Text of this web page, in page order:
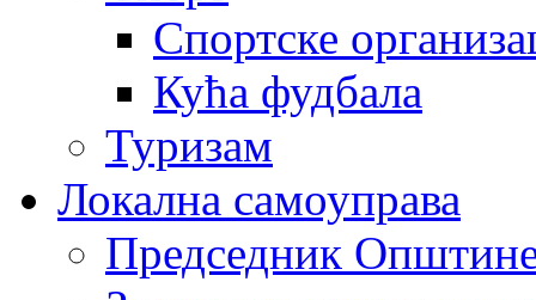
Спортске
Кућа фудбала
Туризам
Локална самоуправа
Председник